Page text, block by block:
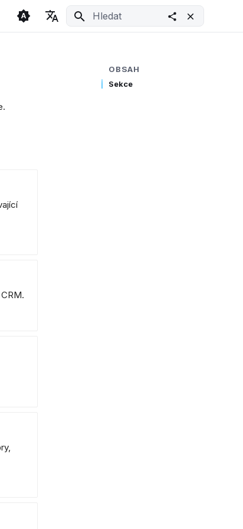
OBSAH
Sekce